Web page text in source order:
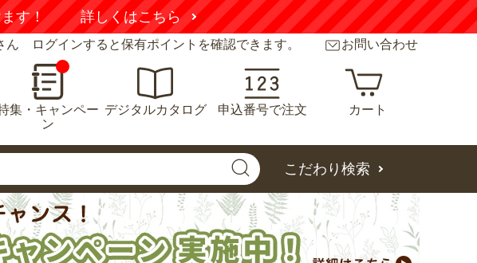
す！ 詳しくはこちら
ん ログインすると保有ポイントを確認できます。 お問い合わせ
集・キャンペー
ン
デジタルカタログ 申込番号で注文 カート
こだわり検索